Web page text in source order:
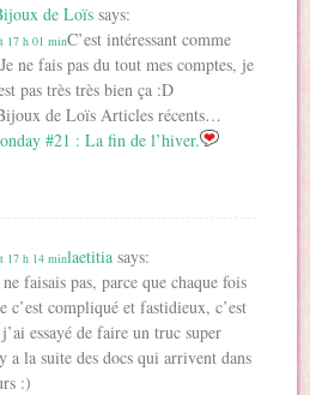
de Loïs says:
17 h 01 minC’est intéressant comme
ne fais pas du tout mes comptes, je
pas très très bien ça :D
de Loïs Articles récents…
#21 : La fin de l’hiver.
laetitia says:
17 h 14 min
faisais pas, parce que chaque fois
c’est compliqué et fastidieux, c’est
essayé de faire un truc super
la suite des docs qui arrivent dans
:)